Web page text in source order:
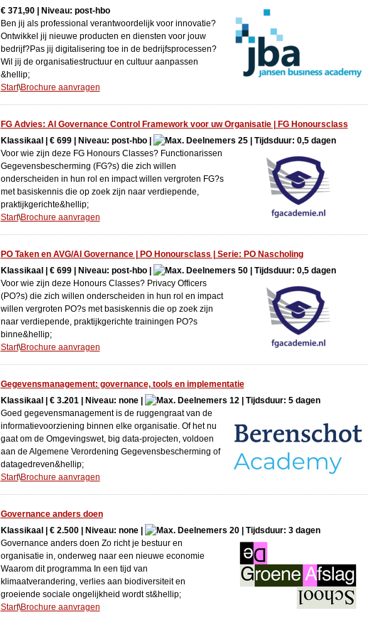
€ 371,90 | Niveau: post-hbo
Ben jij als professional verantwoordelijk voor innovatie?
Ontwikkel jij nieuwe producten en diensten voor jouw
bedrijf?Pas jij digitalisering toe in de bedrijfsprocessen?
Wil jij de organisatiestructuur en cultuur aanpassen
&hellip;
Start\Brochure aanvragen
FG Advies: AI Governance Control Framework voor uw Organisatie | FG Honoursclass
Klassikaal | € 699 | Niveau: post-hbo |
25 | Tijdsduur: 0,5 dagen
Voor wie zijn deze FG Honours Classes? Functionarissen
Gegevensbescherming (FG?s) die zich willen
onderscheiden in hun rol en impact willen vergroten FG?s
met basiskennis die op zoek zijn naar verdiepende,
praktijkgerichte&hellip;
Start\Brochure aanvragen
PO Taken en AVG/AI Governance | PO Honoursclass | Serie: PO Nascholing
Klassikaal | € 699 | Niveau: post-hbo |
50 | Tijdsduur: 0,5 dagen
Voor wie zijn deze Honours Classes? Privacy Officers
(PO?s) die zich willen onderscheiden in hun rol en impact
willen vergroten PO?s met basiskennis die op zoek zijn
naar verdiepende, praktijkgerichte trainingen PO?s
binne&hellip;
Start\Brochure aanvragen
Gegevensmanagement: governance, tools en implementatie
Klassikaal | € 3.201 | Niveau: none |
12 | Tijdsduur: 5 dagen
Goed gegevensmanagement is de ruggengraat van de
informatievoorziening binnen elke organisatie. Of het nu
gaat om de Omgevingswet, big data-projecten, voldoen
aan de Algemene Verordening Gegevensbescherming of
datagedreven&hellip;
Start\Brochure aanvragen
Governance anders doen
Klassikaal | € 2.500 | Niveau: none |
20 | Tijdsduur: 3 dagen
Governance anders doen Zo richt je bestuur en
organisatie in, onderweg naar een nieuwe economie
Waarom dit programma In een tijd van
klimaatverandering, verlies aan biodiversiteit en
groeiende sociale ongelijkheid wordt st&hellip;
Start\Brochure aanvragen